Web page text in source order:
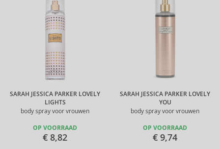
SARAH JESSICA PARKER LOVELY
LIGHTS
body spray voor vrouwen
OP VOORRAAD
€ 8,82
SARAH JESSICA PARKER LOVELY
YOU
body spray voor vrouwen
OP VOORRAAD
€ 9,74